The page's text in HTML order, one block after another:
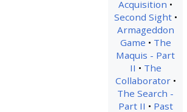
Acquisition
Second Sight
Armageddon
Game
The
Maquis - Part
II
The
Collaborator
The Search -
Part II
Past